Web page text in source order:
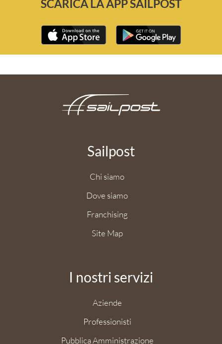
SCARICA LA APP SAILPOST
Sailpost
Chi siamo
Dove siamo
Franchising
Site Map
I nostri servizi
Aziende
Professionisti
Pubblica Amministrazione